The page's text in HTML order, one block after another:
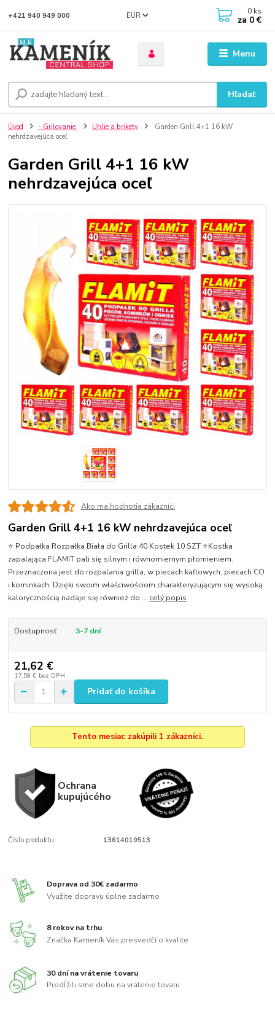
Menu
EUR
Hľadať
+421 940 949 000 0 ks
za 0 €
Úvod - Grilovanie Uhlie a brikety
Garden Grill 4+1 16 kW
nehrdzavejúca oceľ
Garden Grill 4+1 16 kW
nehrdzavejúca oceľ
Ako ma hodnotia zákazníci
Garden Grill 4+1 16 kW nehrdzavejúca oceľ
⭐ Podpałka Rozpałka Biała do Grilla 40 Kostek 10 SZT ⭐Kostka
zapalająca FLAMiT pali się silnym i równomiernym płomieniem.
Przeznaczona jest do rozpalania grilla, w piecach kaflowych, piecach CO
i kominkach. Dzięki swoim właściwościom charakteryzującym się wysoką
kalorycznością nadaje się również do ... celý popis
Dostupnosť 3-7 dní
21,62 €
17,58 € bez DPH
Pridať do košíka
Tento mesiac zakúpili 1 zákazníci.
Ochrana
kupujúcého
Číslo produktu: 13614019513
Doprava od 30€ zadarmo
Využite dopravu úplne zadarmo
8 rokov na trhu
Značka Kameník Vás presvedčí o kvalite
30 dní na vrátenie tovaru
Predĺžili sme dobu na vrátenie tovaru